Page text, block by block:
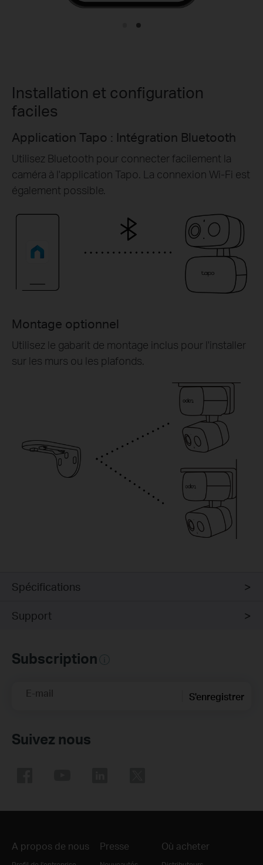
Installation et configuration
faciles
Application Tapo : Intégration Bluetooth
Utilisez Bluetooth pour connecter facilement la
caméra à l'application Tapo. La connexion Wi-Fi est
également possible.
Montage optionnel
Utilisez le gabarit de montage inclus pour l'installer
sur les murs ou les plafonds.
Spécifications
Support
Subscription
E-mail S'enregistrer
Suivez nous
A propos de nous Presse Où acheter